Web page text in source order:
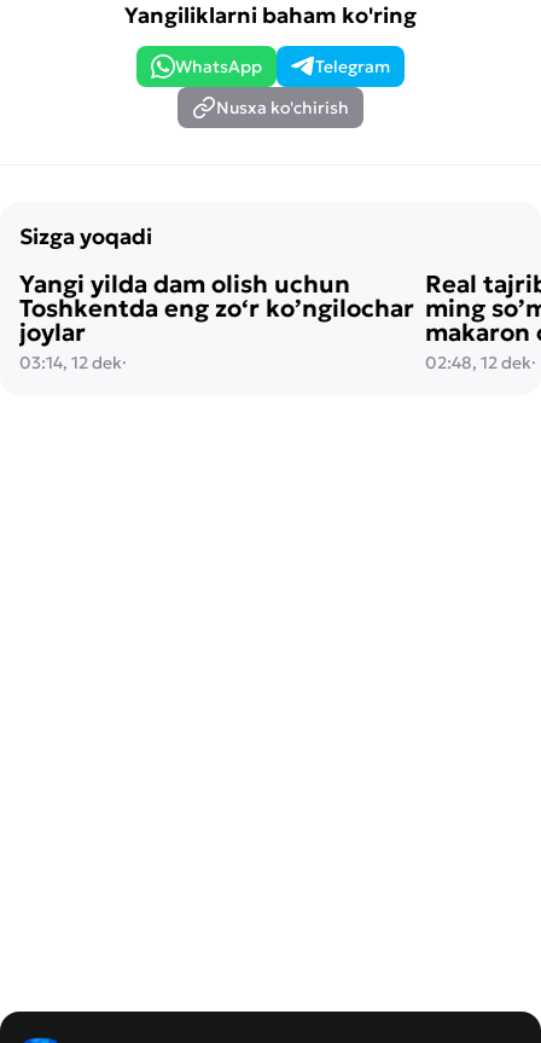
Yangiliklarni baham ko'ring
WhatsApp
Telegram
Nusxa ko'chirish
Sizga yoqadi
Yangi yilda dam olish uchun
Toshkentda eng zo‘r ko’ngilochar
joylar
03:14, 12 dek·
Real
ming
makaron
02:48, 12 dek·